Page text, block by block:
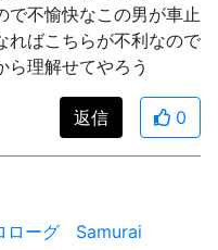
で不愉快なこの男が車止
ればこちらが不利なので
ら理解せてやろう
返信 0
ローグ
Samurai